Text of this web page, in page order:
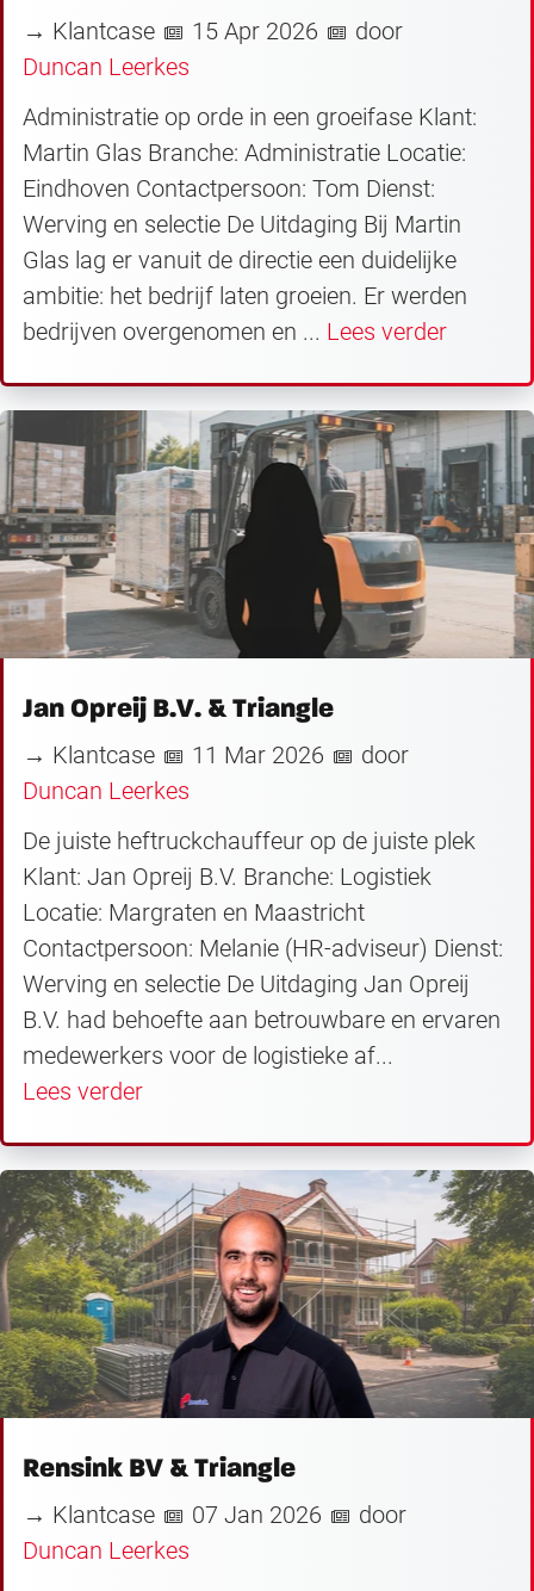
→ Klantcase 15 Apr 2026
door
Duncan Leerkes
Administratie op orde in een groeifase Klant:
Martin Glas Branche: Administratie Locatie:
Eindhoven Contactpersoon: Tom Dienst:
Werving en selectie De Uitdaging Bij Martin
Glas lag er vanuit de directie een duidelijke
ambitie: het bedrijf laten groeien. Er werden
bedrijven overgenomen en ... Lees verder
Jan Opreij B.V. & Triangle
→ Klantcase 11 Mar 2026
door
Duncan Leerkes
De juiste heftruckchauffeur op de juiste plek
Klant: Jan Opreij B.V. Branche: Logistiek
Locatie: Margraten en Maastricht
Contactpersoon: Melanie (HR-adviseur) Dienst:
Werving en selectie De Uitdaging Jan Opreij
B.V. had behoefte aan betrouwbare en ervaren
medewerkers voor de logistieke af...
Lees verder
Rensink BV & Triangle
→ Klantcase 07 Jan 2026
door
Duncan Leerkes